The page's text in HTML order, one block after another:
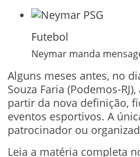
Futebol
Neymar manda
Alguns meses antes, no
Souza Faria (Podemos-
partir da nova definição,
eventos esportivos. A
patrocinador ou
Leia a matéria completa